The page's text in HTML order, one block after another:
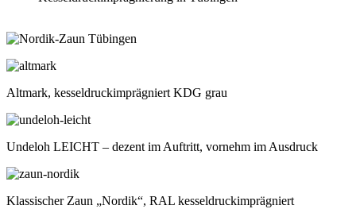
Altmark, kesseldruckimprägniert KDG grau
Undeloh LEICHT – dezent im Auftritt, vornehm im Ausdruck
Klassischer Zaun „Nordik“, RAL kesseldruckimprägniert